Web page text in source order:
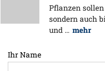
Pflanzen
sondern auch
und … mehr
Ihr Name